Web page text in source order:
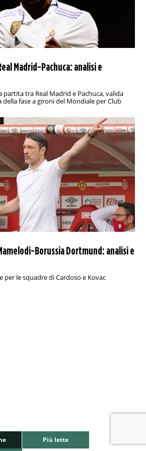
Madrid-Pachuca: analisi e
partita tra Real Madrid e Pachuca, valida
della fase a gironi del Mondiale per Club
Borussia Dortmund: analisi e
per le squadre di Cardoso e Kovac
Più lette